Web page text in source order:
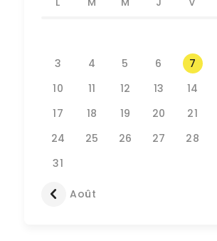
3
4 5 6 7
10
11 12 13 14
17
18 19 20 21
24
25 26 27 28
31
« Août